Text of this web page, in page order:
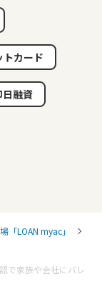
トカード
日融資
「LOAN myac」
で家族や会社にバレ